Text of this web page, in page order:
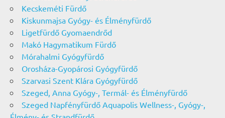
Kecskeméti Fürdő
Kiskunmajsa Gyógy- és Élményfürdő
Ligetfürdő Gyomaendrőd
Makó Hagymatikum Fürdő
Mórahalmi Gyógyfürdő
Orosháza-Gyopárosi Gyógyfürdő
Szarvasi Szent Klára Gyógyfürdő
Szeged, Anna Gyógy-, Termál- és Élményfürdő
Szeged Napfényfürdő Aquapolis Wellness-, Gyógy-,